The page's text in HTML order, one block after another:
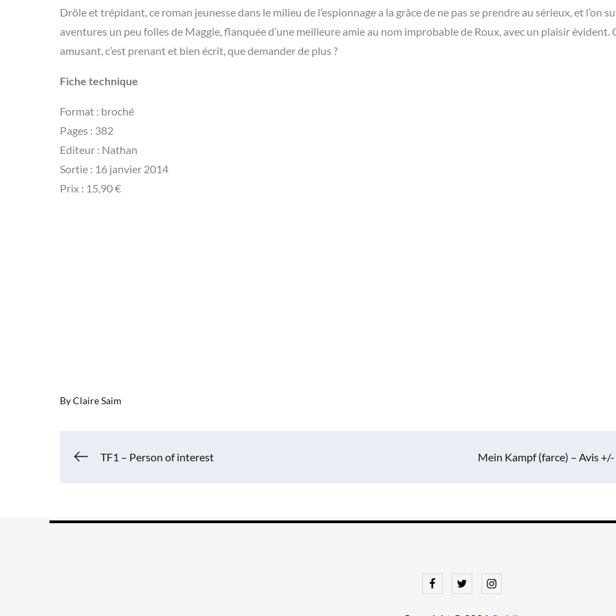
Drôle et trépidant, ce roman jeunesse dans le milieu de l’espionnage a la grâce de ne pas se prendre au sérieux, et l’on
aventures un peu folles de Maggie, flanquée d’une meilleure amie au nom improbable de Roux, avec un plaisir évident.
amusant, c’est prenant et bien écrit, que demander de plus ?
Fiche technique
Format : broché
Pages : 382
Editeur : Nathan
Sortie : 16 janvier 2014
Prix : 15,90 €
ByClaire Saim
Navigation
TF1 – Person of interest Mein Kampf (farce) – Avis +/-
FacebookTwitterInstagram